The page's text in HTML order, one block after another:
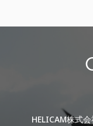
HELICAM株式